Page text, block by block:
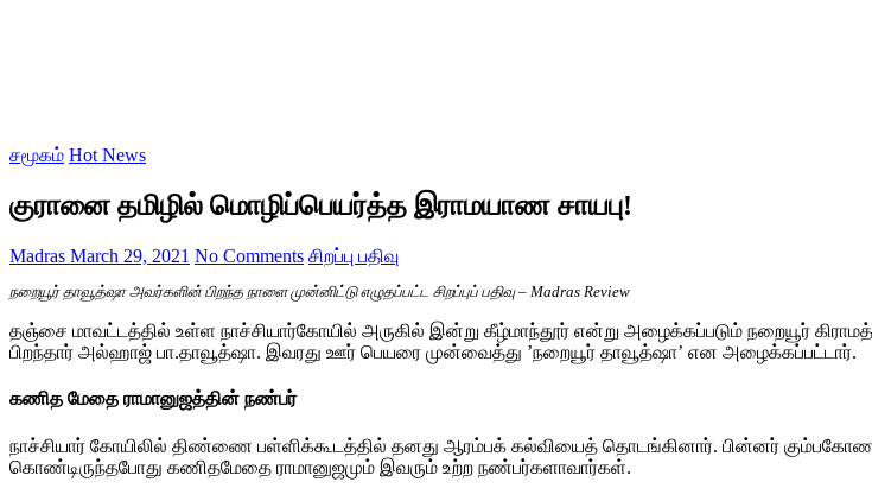
சமூகம் Hot News
குரானை தமிழில் மொழிப்பெயர்த்த இராமயாண சாயபு!
Madras March 29, 2021 No Comments சிறப்பு பதிவு
நறையூர் தாவூத்ஷா அவர்களின் பிறந்த நாளை முன்னிட்டு எழுதப்பட்ட சிறப்புப் பதிவு – Madras Review
தஞ்சை மாவட்டத்தில் உள்ள நாச்சியார்கோயில் அருகில் இன்று கீழ்மாந்தூர் என்று அழைக்கப்படும் நறையூர்
பிறந்தார் அல்ஹாஜ் பா.தாவூத்ஷா. இவரது ஊர் பெயரை முன்வைத்து ’நறையூர் தாவூத்ஷா’ என அழைக்கப்பட்டார்.
கணித மேதை ராமானுஜத்தின் நண்பர்
நாச்சியார் கோயிலில் திண்ணை பள்ளிக்கூடத்தில் தனது ஆரம்பக் கல்வியைத் தொடங்கினார். பின்னர் கும்பகோணம்
கொண்டிருந்தபோது கணிதமேதை ராமானுஜமும் இவரும் உற்ற நண்பர்களாவார்கள்.